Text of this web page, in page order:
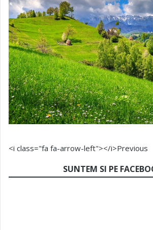
<i class="fa fa-arrow-left"></i>Previous
SUNTEM SI PE